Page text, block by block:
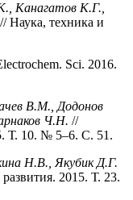
Канагатов К.Г.,
// Наука, техника и
Sci. 2016.
В.М., Додонов
Ч.Н. //
Т. 10. № 5–6. С. 51.
Н.В., Якубик Д.Г.
2015. Т. 23.